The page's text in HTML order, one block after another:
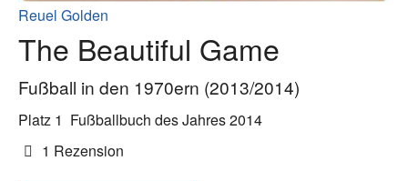
Reuel Golden
The Beautiful Game
Fußball in den 1970ern (2013/2014)
Platz 1 Fußballbuch des Jahres 2014
1 Rezension